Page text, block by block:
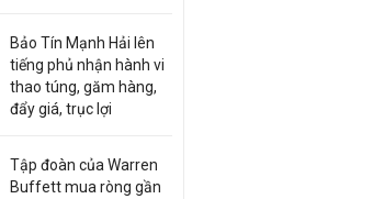
Bảo Tín Mạnh Hải lên
tiếng phủ nhận hành vi
thao túng, găm hàng,
đẩy giá, trục lợi
Tập đoàn của Warren
Buffett mua ròng gần